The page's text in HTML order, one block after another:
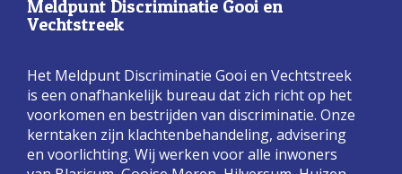
Meldpunt Discriminatie Gooi en
Vechtstreek
Het Meldpunt Discriminatie Gooi en Vechtstreek
is een onafhankelijk bureau dat zich richt op het
voorkomen en bestrijden van discriminatie. Onze
kerntaken zijn klachtenbehandeling, advisering
en voorlichting. Wij werken voor alle inwoners